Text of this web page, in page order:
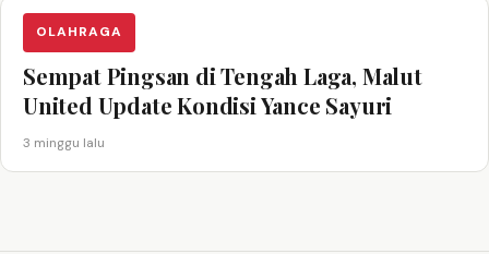
OLAHRAGA
Sempat Pingsan di Tengah Laga, Malut
United Update Kondisi Yance Sayuri
3 minggu lalu